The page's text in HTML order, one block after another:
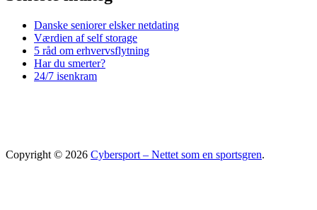
Danske seniorer elsker netdating
Værdien af self storage
5 råd om erhvervsflytning
Har du smerter?
24/7 isenkram
Copyright © 2026 Cybersport – Nettet som en sportsgren.